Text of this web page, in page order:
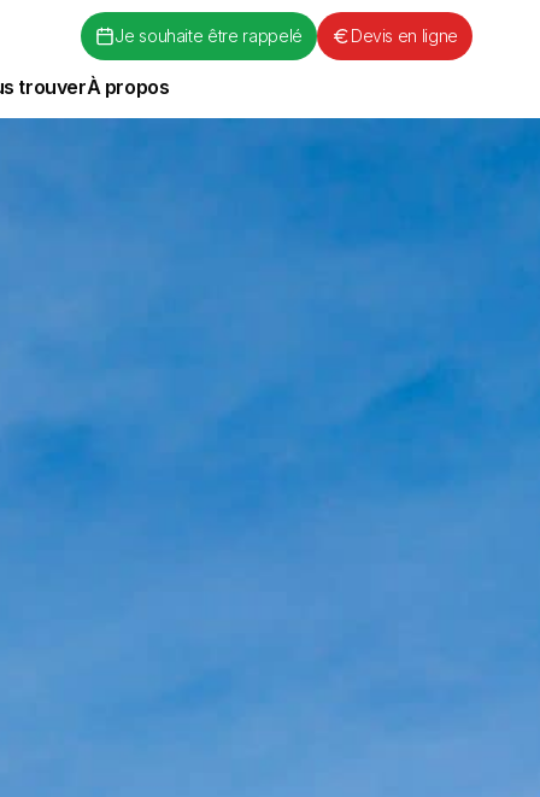
Je souhaite être rappelé Devis en ligne
trouverÀ propos